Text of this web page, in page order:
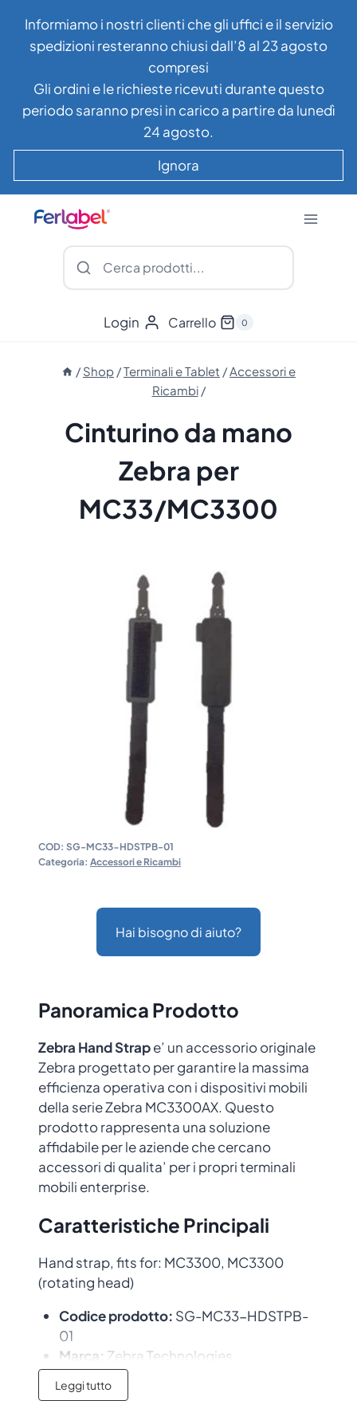
contenuto
Informiamo i nostri clienti che gli uffici e il servizio
spedizioni resteranno chiusi dall’8 al 23 agosto
compresi
Gli ordini e le richieste ricevuti durante questo
periodo saranno presi in carico a partire da lunedì
24 agosto.
Ignora
Login Carrello 0
/ Shop /Terminali e Tablet /Accessori e
Ricambi /
Cinturino da mano
Zebra per
MC33/MC3300
COD: SG-MC33-HDSTPB-01
Categoria: Accessori e Ricambi
Hai bisogno di aiuto?
Panoramica Prodotto
Zebra Hand Strape’ un accessorio originale
Zebra progettato per garantire la massima
efficienza operativa con i dispositivi mobili
della serie Zebra MC3300AX. Questo
prodotto rappresenta una soluzione
affidabile per le aziende che cercano
accessori di qualita’ per i propri terminali
mobili enterprise.
Caratteristiche Principali
Hand strap, fits for: MC3300, MC3300
(rotating head)
Codice prodotto: SG-MC33-HDSTPB-
01
Marca: Zebra Technologies
Qualita’ certificata:
originale con garanzia del produttore
Leggi tutto